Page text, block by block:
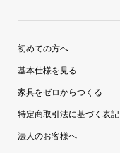
初めての方へ
基本仕様を見る
家具をゼロからつくる
特定商取引法に基づく表記
法人のお客様へ